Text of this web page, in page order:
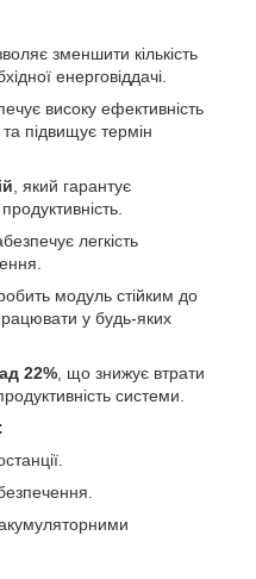
зменшити кількість
енерговіддачі.
високу ефективність
та підвищує термін
, який гарантує
легкість
модуль стійким до
у будь-яких
22% , що знижує втрати
системи.